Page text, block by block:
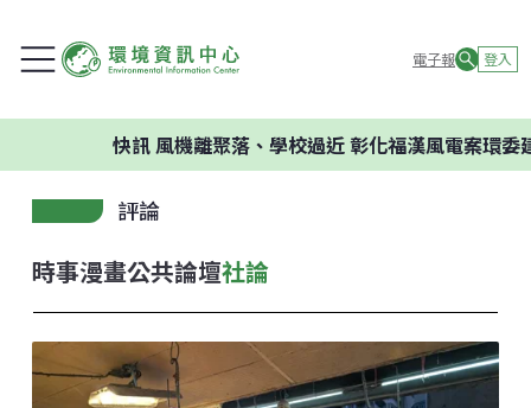
電子報 登入
風機離聚落、學校過近 彰化福漢風電案環委建議不應
評論
時事漫畫公共論壇社論